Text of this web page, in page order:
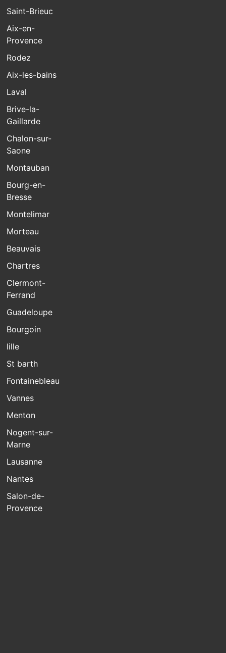
Saint-Brieuc
Aix-en-
Provence
Rodez
Aix-les-bains
Laval
Brive-la-
Gaillarde
Chalon-sur-
Saone
Montauban
Bourg-en-
Bresse
Montelimar
Morteau
Beauvais
Chartres
Clermont-
Ferrand
Guadeloupe
Bourgoin
lille
St barth
Fontainebleau
Vannes
Menton
Nogent-sur-
Marne
Lausanne
Nantes
Salon-de-
Provence